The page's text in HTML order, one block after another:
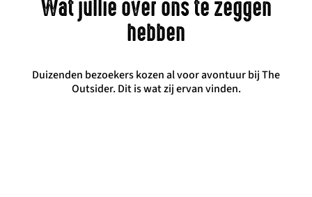
Wat jullie over ons te zeggen
hebben
Duizenden bezoekers kozen al voor avontuur bij The
Outsider. Dit is wat zij ervan vinden.